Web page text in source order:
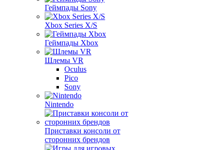
Геймпады Sony
Xbox Series X/S
Геймпады Xbox
Шлемы VR
Oculus
Pico
Sony
Nintendo
Приставки консоли от
сторонних брендов